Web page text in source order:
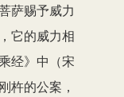
萨赐予威力
它的威力相
经》中（宋
杵的公案，